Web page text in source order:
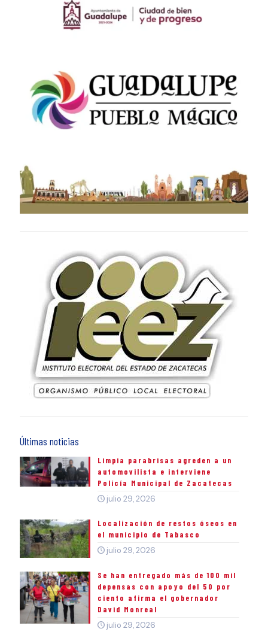
Últimas noticias
Limpia parabrisas agreden a un
automovilista e interviene
Policía Municipal de Zacatecas
julio 29, 2026
Localización de restos óseos en
el municipio de Tabasco
julio 29, 2026
Se han entregado más de 100 mil
depensas con apoyo del 50 por
ciento afirma el gobernador
David Monreal
julio 29, 2026